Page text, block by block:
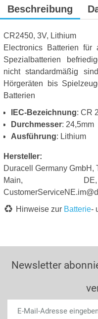
Beschreibung
CR2450, 3V, Lithium
Electronics Batterien
Spezialbatterien
nicht standardmäßig
Hörgeräten bis
Batterien
IEC-Bezeichnung: CR
Durchmesser: 24,5mm
Ausführung: Lithium
Hersteller:
Duracell Germany GmbH,
Main, DE,
Hinweise zur Batterie-
Newsletter